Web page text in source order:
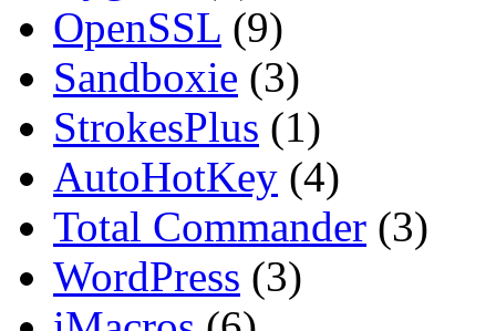
OpenSSL (9)
Sandboxie (3)
StrokesPlus (1)
AutoHotKey (4)
Total Commander (3)
WordPress (3)